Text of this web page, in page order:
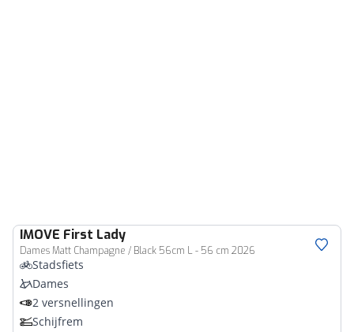
IMOVE First Lady
Dames Matt Champagne / Black 56cm L - 56 cm 2026
Stadsfiets
Dames
2 versnellingen
Schijfrem